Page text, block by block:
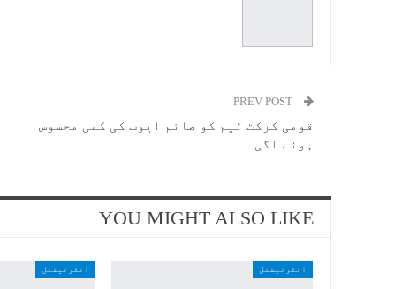
قومی کرکٹ ٹیم کو صائم ایوب کی کمی محسوس
ہونے لگی
YOU MIGHT ALSO LIKE
انٹرنیشنل انٹرنیشنل